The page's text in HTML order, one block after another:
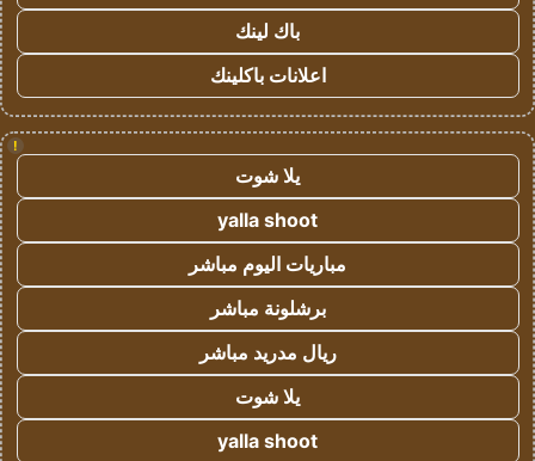
باك لينك
اعلانات باكلينك
!
يلا شوت
yalla shoot
مباريات اليوم مباشر
برشلونة مباشر
ريال مدريد مباشر
يلا شوت
yalla shoot